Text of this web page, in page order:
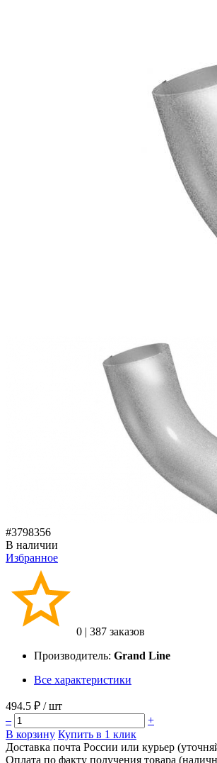
#3798356
В наличии
Избранное
0 | 387 заказов
Производитель: Grand Line
Все характеристики
494.5 ₽ / шт
–
+
В корзину Купить в 1 клик
Доставка почта России или курьер
Оплата по факту получения товара